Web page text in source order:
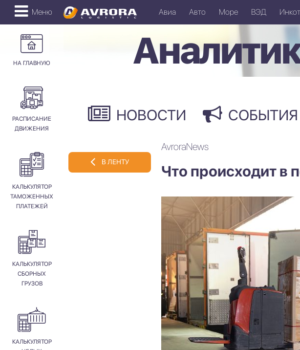
Меню Авиа Авто Море ВЭД
НА ГЛАВНУЮ
РАСПИСАНИЕ
ДВИЖЕНИЯ
КАЛЬКУЛЯТОР
ТАМОЖЕННЫХ
ПЛАТЕЖЕЙ
КАЛЬКУЛЯТОР
СБОРНЫХ
ГРУЗОВ
КАЛЬКУЛЯТОР
НОВОСТИ СОБЫТИЯ
AvroraNews
Что происходит в
В ЛЕНТУ